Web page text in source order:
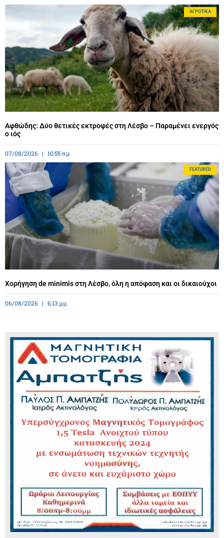
ΑΓΡΟΤΙΚΆ
Αφθώδης: Δύο θετικές εκτροφές στη Λέσβο – Παραμένει ενεργός
ο ιός
07/08/2026 10:55 πμ
FEATURED
Χορήγηση de minimis στη Λέσβο, όλη η απόφαση και οι δικαιούχοι
06/08/2026 6:13 μμ